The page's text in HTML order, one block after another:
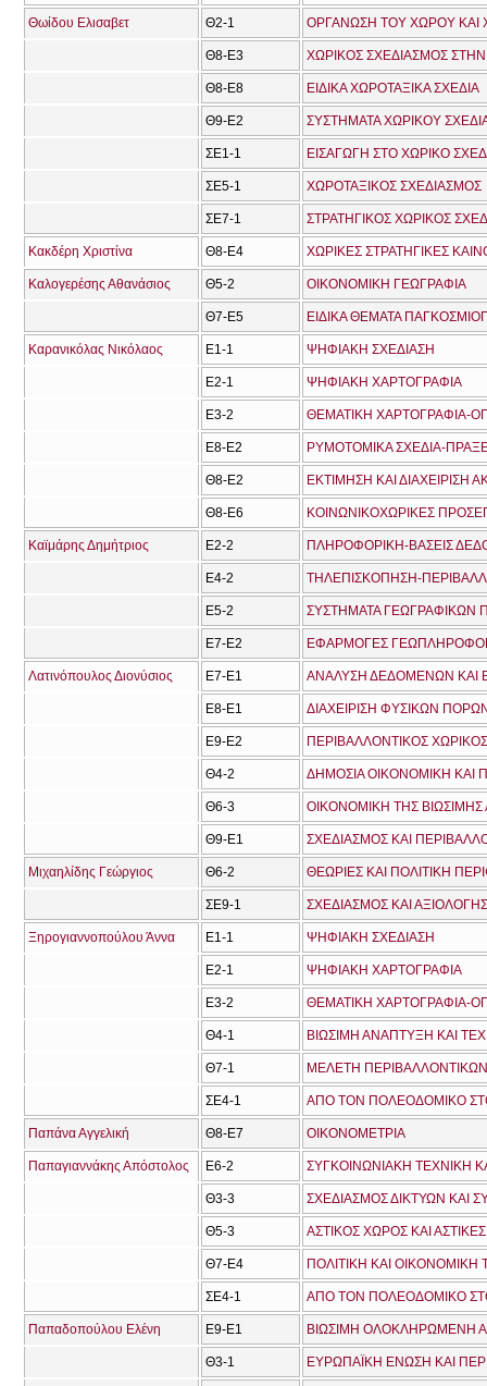
Θωίδου Ελισαβετ Θ2-1 ΟΡΓΑΝΩΣΗ ΤΟΥ ΧΩΡΟΥ ΚΑΙ
Θ8-Ε3 ΧΩΡΙΚΟΣ ΣΧΕΔΙΑΣΜΟΣ
Θ8-Ε8 ΕΙΔΙΚΑ ΧΩΡΟΤΑΞΙΚΑ ΣΧΕΔΙΑ
Θ9-Ε2 ΣΥΣΤΗΜΑΤΑ ΧΩΡΙΚΟΥ
ΣΕ1-1 ΕΙΣΑΓΩΓΗ ΣΤΟ ΧΩΡΙΚΟ
ΣΕ5-1 ΧΩΡΟΤΑΞΙΚΟΣ ΣΧΕΔΙΑΣΜΟΣ
ΣΕ7-1 ΣΤΡΑΤΗΓΙΚΟΣ ΧΩΡΙΚΟΣ
Κακδέρη Χριστίνα Θ8-Ε4 ΧΩΡΙΚΕΣ ΣΤΡΑΤΗΓΙΚΕΣ
Καλογερέσης Αθανάσιος Θ5-2 ΟΙΚΟΝΟΜΙΚΗ ΓΕΩΓΡΑΦΙΑ
Θ7-Ε5 ΕΙΔΙΚΑ ΘΕΜΑΤΑ
Καρανικόλας Νικόλαος Ε1-1 ΨΗΦΙΑΚΗ ΣΧΕΔΙΑΣΗ
Ε2-1 ΨΗΦΙΑΚΗ ΧΑΡΤΟΓΡΑΦΙΑ
Ε3-2 ΘΕΜΑΤΙΚΗ ΧΑΡΤΟΓΡΑΦΙΑ-
Ε8-Ε2 ΡΥΜΟΤΟΜΙΚΑ ΣΧΕΔΙΑ-
Θ8-Ε2 ΕΚΤΙΜΗΣΗ ΚΑΙ ΔΙΑΧΕΙΡΙΣΗ
Θ8-Ε6 ΚΟΙΝΩΝΙΚΟΧΩΡΙΚΕΣ
Καϊμάρης Δημήτριος Ε2-2 ΠΛΗΡΟΦΟΡΙΚΗ-ΒΑΣΕΙΣ
Ε4-2 ΤΗΛΕΠΙΣΚΟΠΗΣΗ-
Ε5-2 ΣΥΣΤΗΜΑΤΑ ΓΕΩΓΡΑΦΙΚΩΝ
Ε7-Ε2 ΕΦΑΡΜΟΓΕΣ
Λατινόπουλος Διονύσιος Ε7-Ε1 ΑΝΑΛΥΣΗ ΔΕΔΟΜΕΝΩΝ ΚΑΙ
Ε8-Ε1 ΔΙΑΧΕΙΡΙΣΗ ΦΥΣΙΚΩΝ
Ε9-Ε2 ΠΕΡΙΒΑΛΛΟΝΤΙΚΟΣ
Θ4-2 ΔΗΜΟΣΙΑ ΟΙΚΟΝΟΜΙΚΗ ΚΑΙ
Θ6-3 ΟΙΚΟΝΟΜΙΚΗ ΤΗΣ
Θ9-Ε1 ΣΧΕΔΙΑΣΜΟΣ ΚΑΙ
Μιχαηλίδης Γεώργιος Θ6-2 ΘΕΩΡΙΕΣ ΚΑΙ ΠΟΛΙΤΙΚΗ
ΣΕ9-1 ΣΧΕΔΙΑΣΜΟΣ ΚΑΙ
Ξηρογιαννοπούλου Άννα Ε1-1 ΨΗΦΙΑΚΗ ΣΧΕΔΙΑΣΗ
Ε2-1 ΨΗΦΙΑΚΗ ΧΑΡΤΟΓΡΑΦΙΑ
Ε3-2 ΘΕΜΑΤΙΚΗ ΧΑΡΤΟΓΡΑΦΙΑ-
Θ4-1 ΒΙΩΣΙΜΗ ΑΝΑΠΤΥΞΗ ΚΑΙ
Θ7-1 ΜΕΛΕΤΗ
ΣΕ4-1 ΑΠΟ ΤΟΝ ΠΟΛΕΟΔΟΜΙΚΟ
Παπάνα Αγγελική Θ8-Ε7 ΟΙΚΟΝΟΜΕΤΡΙΑ
Παπαγιαννάκης Απόστολος Ε6-2 ΣΥΓΚΟΙΝΩΝΙΑΚΗ ΤΕΧΝΙΚΗ
Θ3-3 ΣΧΕΔΙΑΣΜΟΣ ΔΙΚΤΥΩΝ ΚΑΙ
Θ5-3 ΑΣΤΙΚΟΣ ΧΩΡΟΣ ΚΑΙ
Θ7-Ε4 ΠΟΛΙΤΙΚΗ ΚΑΙ
ΣΕ4-1 ΑΠΟ ΤΟΝ ΠΟΛΕΟΔΟΜΙΚΟ
Παπαδοπούλου Ελένη Ε9-Ε1 ΒΙΩΣΙΜΗ ΟΛΟΚΛΗΡΩΜΕΝΗ
Θ3-1 ΕΥΡΩΠΑΪΚΗ ΕΝΩΣΗ ΚΑΙ